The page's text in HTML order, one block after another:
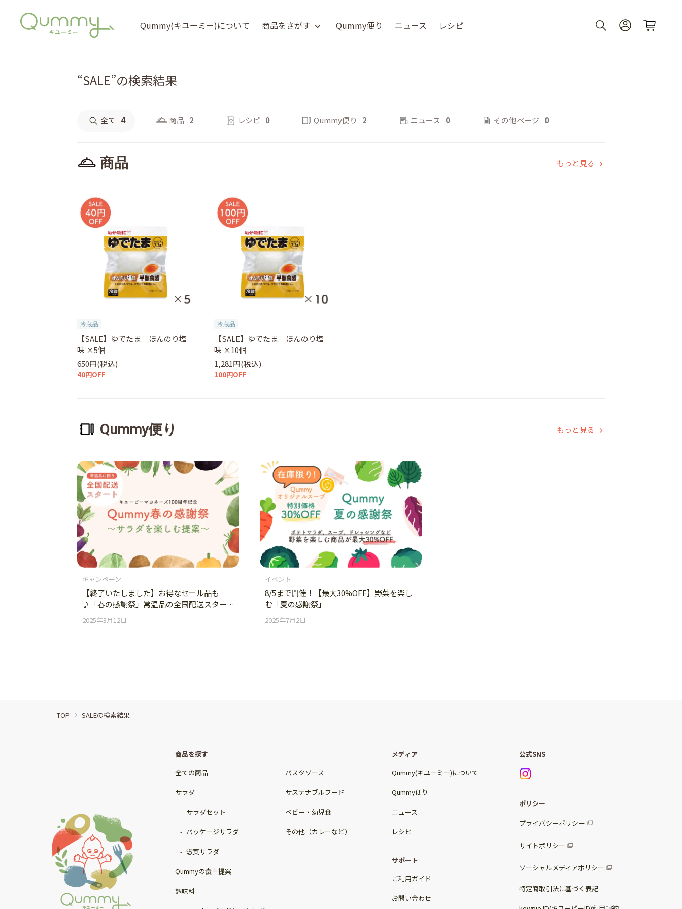
Qummy(キユーミー)について 商品をさがす Qummy便り ニュース レシピ
“SALE”の検索結果
全て 4 商品 2 レシピ 0 Qummy便り 2 ニュース 0 その他ページ 0
商品 もっと見る
冷蔵品
【SALE】ゆでたま ほんのり塩
味 ×5個
650円(税込)
40円OFF
冷蔵品
【SALE】ゆでたま ほんのり塩
味 ×10個
1,281円(税込)
100円OFF
Qummy便り もっと見る
キャンペーン
【終了いたしました】お得なセール品も
♪「春の感謝祭」常温品の全国配送スター
2025年3月12日
イベント
8/5まで開催！【最大30%OFF】野菜を楽し
む「夏の感謝祭」
2025年7月2日
TOP SALEの検索結果
商品を探す
全ての商品
サラダ
サラダセット
パッケージサラダ
惣菜サラダ
Qummyの食卓提案
調味料
パスタソース
サステナブルフード
ベビー・幼児食
その他（カレーなど）
メディア
Qummy(キユーミー)について
Qummy便り
ニュース
レシピ
サポート
ご利用ガイド
お問い合わせ
公式SNS
ポリシー
プライバシーポリシー
サイトポリシー
ソーシャルメディアポリシー
特定商取引法に基づく表記